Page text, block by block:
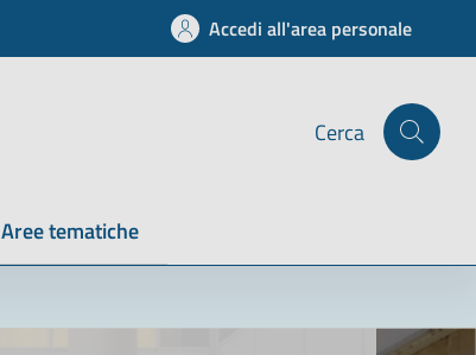
Accedi all'area personale
Cerca
Aree tematiche